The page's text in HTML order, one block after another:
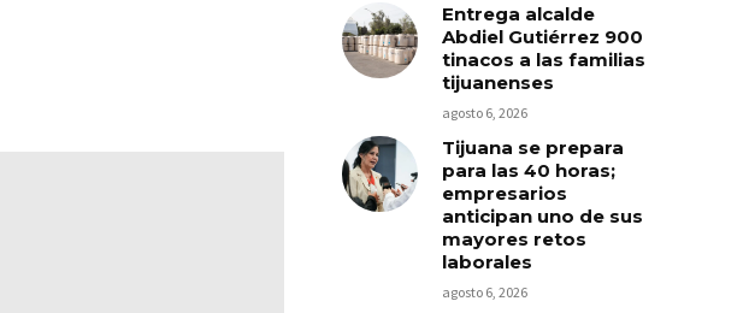
Entrega alcalde
Abdiel Gutiérrez 900
tinacos a las familias
tijuanenses
agosto 6, 2026
Tijuana se prepara
para las 40 horas;
empresarios
anticipan uno de sus
mayores retos
laborales
agosto 6, 2026